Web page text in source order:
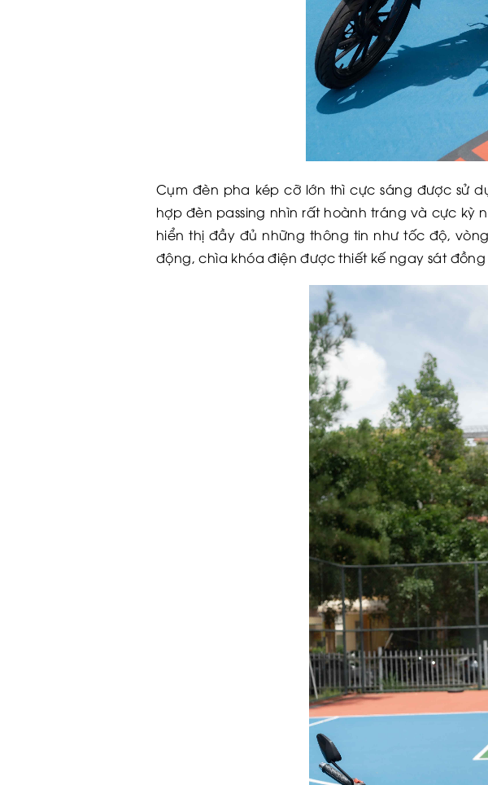
Cụm đèn pha kép cỡ lớn thì cực sáng được sử
hợp đèn passing nhìn rất hoành tráng và cực kỳ
hiển thị đầy đủ những thông tin như tốc độ,
động, chìa khóa điện được thiết kế ngay sát